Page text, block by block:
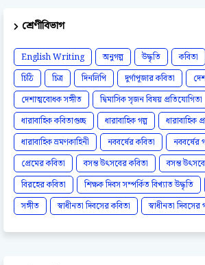
শ্রেণীবিভাগ
English Writing অনুগল্প উদ্ধৃতি কবিতা
চিঠি
চিত্র দিনলিপি দুর্গাপূজার কবিতা
দেশাত্মবোধক সঙ্গীত
দ্বিমাসিক সৃজন বিষয় প্রতিযোগিতা
ধারাবাহিক কবিতাগুচ্ছ
ধারাবাহিক গল্প
ধারাবাহিক
ধারাবাহিক ভ্রমণকাহিনী
নববর্ষের কবিতা নববর্ষের
প্রেমের কবিতা
বসন্ত উৎসবের কবিতা
বসন্ত
বিরহের কবিতা
শিক্ষক দিবস সম্পর্কিত বিখ্যাত উদ্ধৃতি
সঙ্গীত
স্বাধীনতা দিবসের কবিতা স্বাধীনতা দিবসের